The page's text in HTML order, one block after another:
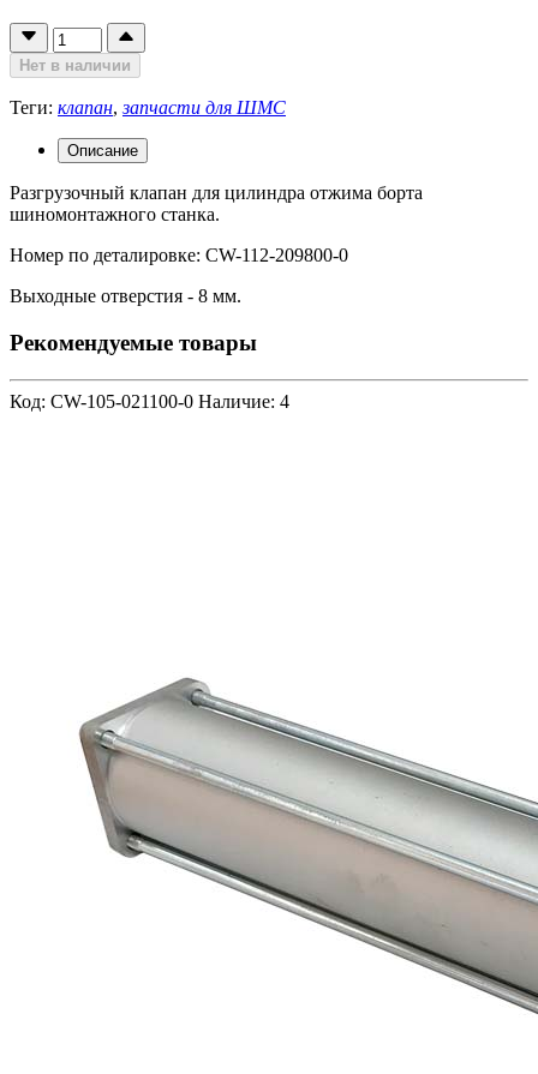
Нет в наличии
Теги: клапан,запчасти для ШМС
Описание
Разгрузочный клапан для цилиндра отжима борта
шиномонтажного станка.
Номер по деталировке: CW-112-209800-0
Выходные отверстия - 8 мм.
Рекомендуемые товары
Код: CW-105-021100-0 Наличие: 4